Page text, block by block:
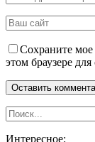
Сохраните мое
этом браузере
Интересное: